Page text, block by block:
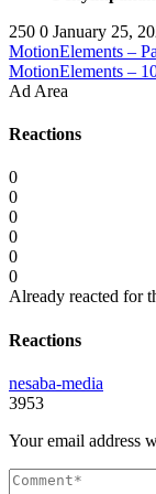
250 0 January 25,
MotionElements –
MotionElements –
Ad Area
Reactions
0
0
0
0
0
0
Already reacted for
Reactions
nesaba-media
3953
Your email address